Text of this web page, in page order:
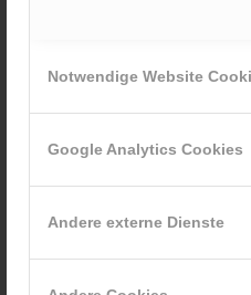
Notwendige Website
Google Analytics Cookies
Andere externe Dienste
schaffen Momente, die ein
Sei Teil einer
entdecke, wie erfüllend